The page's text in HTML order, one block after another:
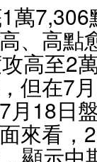
萬
、高點
高至2
但在7
月18日
來看，